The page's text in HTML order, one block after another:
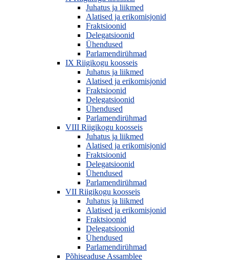
Juhatus ja liikmed
Alatised ja erikomisjonid
Fraktsioonid
Delegatsioonid
Ühendused
Parlamendirühmad
IX Riigikogu koosseis
Juhatus ja liikmed
Alatised ja erikomisjonid
Fraktsioonid
Delegatsioonid
Ühendused
Parlamendirühmad
VIII Riigikogu koosseis
Juhatus ja liikmed
Alatised ja erikomisjonid
Fraktsioonid
Delegatsioonid
Ühendused
Parlamendirühmad
VII Riigikogu koosseis
Juhatus ja liikmed
Alatised ja erikomisjonid
Fraktsioonid
Delegatsioonid
Ühendused
Parlamendirühmad
Põhiseaduse Assamblee